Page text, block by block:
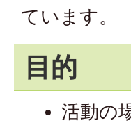
ています。
目的
活動の